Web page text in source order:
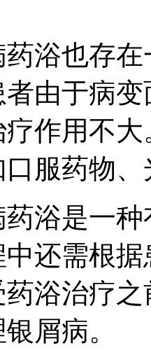
浴也存
由于病
作用不
服药物
浴是一
还需根
浴治疗
屑病。